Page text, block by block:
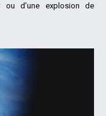
ou d’une explosion de